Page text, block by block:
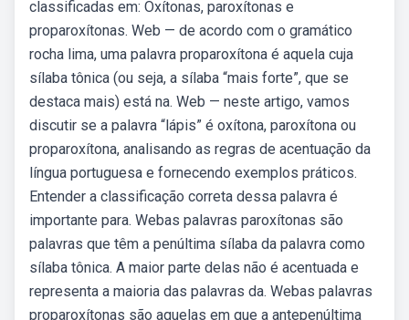
classificadas em: Oxítonas, paroxítonas e
proparoxítonas. Web — de acordo com o gramático
rocha lima, uma palavra proparoxítona é aquela cuja
sílaba tônica (ou seja, a sílaba “mais forte”, que se
destaca mais) está na. Web — neste artigo, vamos
discutir se a palavra “lápis” é oxítona, paroxítona ou
proparoxítona, analisando as regras de acentuação da
língua portuguesa e fornecendo exemplos práticos.
Entender a classificação correta dessa palavra é
importante para. Webas palavras paroxítonas são
palavras que têm a penúltima sílaba da palavra como
sílaba tônica. A maior parte delas não é acentuada e
representa a maioria das palavras da. Webas palavras
proparoxítonas são aquelas em que a antepenúltima